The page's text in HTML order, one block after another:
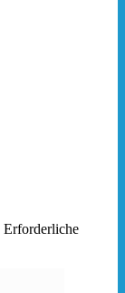
Erforderliche